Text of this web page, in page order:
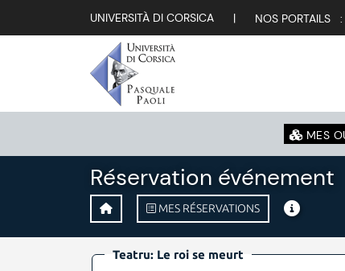
UNIVERSITÀ DI CORSICA | NOS PORTAILS :
MES
Réservation événement
MES RÉSERVATIONS
Teatru: Le roi se meurt